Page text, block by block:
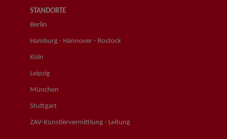
STANDORTE
Berlin
Hamburg - Hannover - Rostock
Köln
Leipzig
München
Stuttgart
ZAV-Künstlervermittlung - Leitung